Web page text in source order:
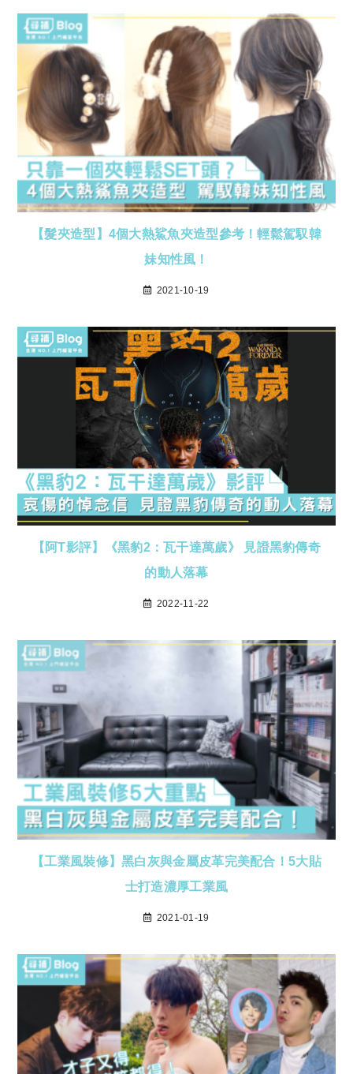
【髮夾造型】4個大熱鯊魚夾造型參考！輕鬆駕馭韓
妹知性風！
2021-10-19
【阿T影評】《黑豹2：瓦干達萬歲》 見證黑豹傳奇
的動人落幕
2022-11-22
【工業風裝修】黑白灰與金屬皮革完美配合！5大貼
士打造濃厚工業風
2021-01-19